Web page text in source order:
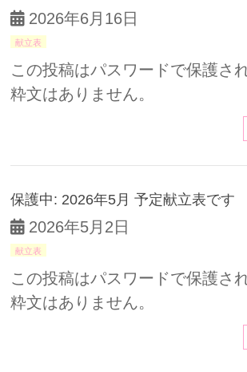
2026年6月16日
献立表
この投稿はパスワードで保護さ
粋文はありません。
保護中: 2026年5月 予定献立表です
2026年5月2日
献立表
この投稿はパスワードで保護さ
粋文はありません。